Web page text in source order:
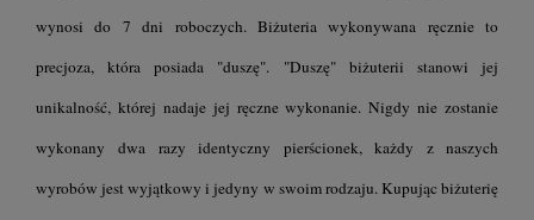
wynosi do 7 dni roboczych. Biżuteria wykonywana ręcznie to
precjoza, która posiada "duszę". "Duszę" biżuterii stanowi jej
unikalność, której nadaje jej ręczne wykonanie. Nigdy nie zostanie
wykonany dwa razy identyczny pierścionek, każdy z naszych
wyrobów jest wyjątkowy i jedyny w swoim rodzaju. Kupując biżuterię